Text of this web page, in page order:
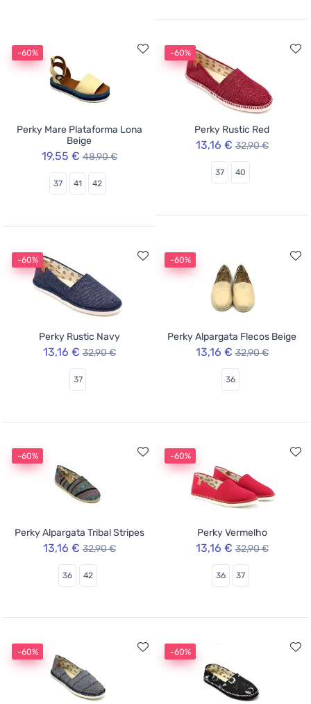
-60%
Perky Mare Plataforma Lona
Beige
19,55 € 48,90 €
37 41 42
-60%
Perky Rustic Red
13,16 € 32,90 €
37 40
-60%
Perky Rustic Navy
13,16 € 32,90 €
37
-60%
Perky Alpargata Flecos Beige
13,16 € 32,90 €
36
-60%
Perky Alpargata Tribal Stripes
13,16 € 32,90 €
36 42
-60%
Perky Vermelho
13,16 € 32,90 €
36 37
-60% -60%